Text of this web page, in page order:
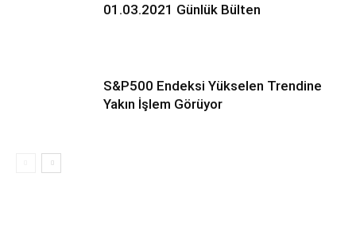
01.03.2021 Günlük Bülten
S&P500 Endeksi Yükselen Trendine
Yakın İşlem Görüyor